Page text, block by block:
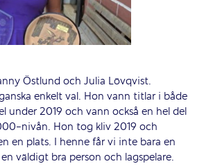
Östlund och Julia Lövqvist.
enkelt val. Hon vann titlar i både
under 2019 och vann också en hel del
nivån. Hon tog kliv 2019 och
en plats. I henne får vi inte bara en
väldigt bra person och lagspelare.